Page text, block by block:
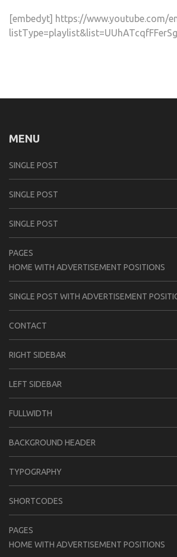
[embedyt] https://www.youtube.com/
MENU
SINGLE POST
SINGLE POST
SINGLE POST
PAGES
HOME WITH ADVERTISEMENT POSITIONS
SINGLE POST WITH ADVERTISEMENT
CONTACT
RIGHT SIDEBAR
LEFT SIDEBAR
FULLWIDTH
BACKGROUND HEADER
TYPOGRAPHY
SHORTCODES
PAGES
HOME WITH ADVERTISEMENT POSITIONS